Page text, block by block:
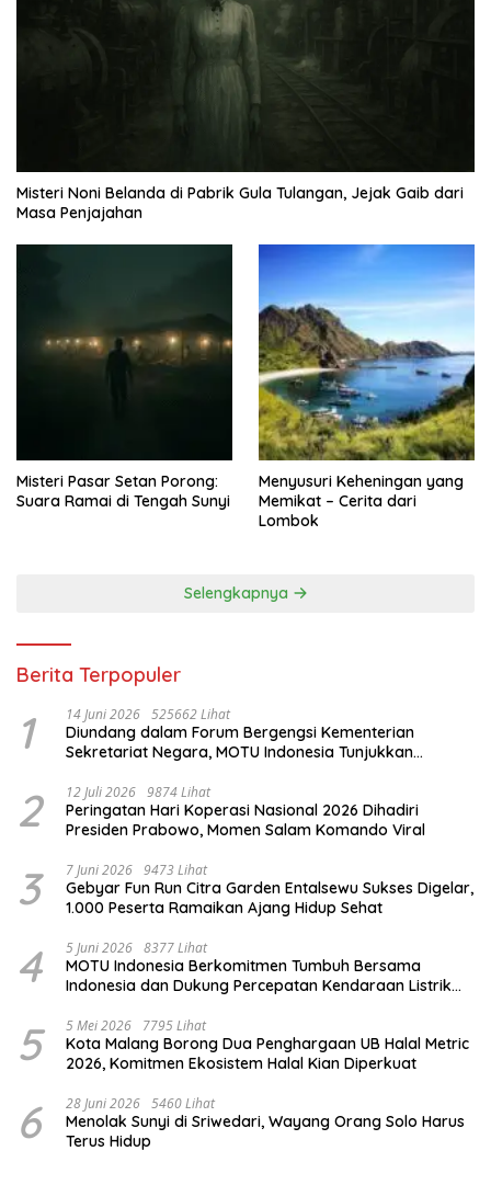
Misteri Noni Belanda di Pabrik Gula Tulangan, Jejak Gaib dari
Masa Penjajahan
Misteri Pasar Setan Porong:
Suara Ramai di Tengah Sunyi
Menyusuri Keheningan yang
Memikat – Cerita dari
Lombok
Selengkapnya
Berita Terpopuler
1 14 Juni 2026 525662 Lihat
Diundang dalam Forum Bergengsi Kementerian
Sekretariat Negara, MOTU Indonesia Tunjukkan
2 12 Juli 2026 9874 Lihat
Peringatan Hari Koperasi Nasional 2026 Dihadiri
Presiden Prabowo, Momen Salam Komando Viral
3 7 Juni 2026 9473 Lihat
Gebyar Fun Run Citra Garden Entalsewu Sukses Digelar,
1.000 Peserta Ramaikan Ajang Hidup Sehat
4 5 Juni 2026 8377 Lihat
MOTU Indonesia Berkomitmen Tumbuh Bersama
Indonesia dan Dukung Percepatan Kendaraan Listrik
5 5 Mei 2026 7795 Lihat
Kota Malang Borong Dua Penghargaan UB Halal Metric
2026, Komitmen Ekosistem Halal Kian Diperkuat
6 28 Juni 2026 5460 Lihat
Menolak Sunyi di Sriwedari, Wayang Orang Solo Harus
Terus Hidup